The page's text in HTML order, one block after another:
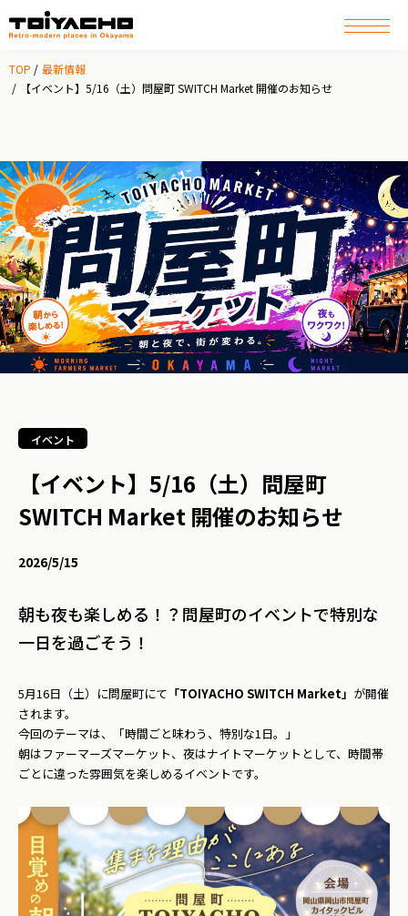
TOP
最新情報
【イベント】5/16（土）問屋町 SWITCH Market 開催のお知らせ
イベント
【イベント】5/16（土）問屋町
SWITCH Market 開催のお知らせ
2026/5/15
朝も夜も楽しめる！？問屋町のイベントで特別な
一日を過ごそう！
5月16日（土）に問屋町にて 「TOIYACHO SWITCH Market」 が開催
されます。
今回のテーマは、「時間ごと味わう、特別な1日。」
朝はファーマーズマーケット、夜はナイトマーケットとして、時間帯
ごとに違った雰囲気を楽しめるイベントです。